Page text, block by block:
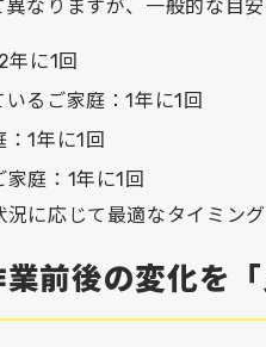
なりますが、一般的な目安
年に1回
るご家庭：1年に1回
1年に1回
庭：1年に1回
に応じて最適なタイミング
前後の変化を「